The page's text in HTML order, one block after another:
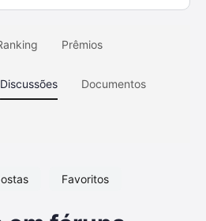
Prêmios
Discussões Documentos
Favoritos